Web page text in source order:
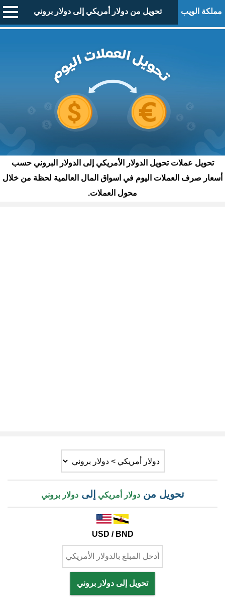
مملكة الويب تحويل من دولار أمريكي إلى دولار بروني
تحويل عملات تحويل الدولار الأمريكي إلى الدولار البروني حسب
أسعار صرف العملات اليوم في اسواق المال العالمية لحظة من خلال
محول العملات.
تحويل مندولار أمريكي إلىدولار بروني
USD / BND
تحويل إلى دولار بروني